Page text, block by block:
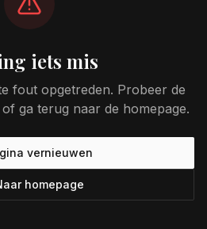
iets mis
fout opgetreden. Probeer de
ga terug naar de homepage.
vernieuwen
homepage